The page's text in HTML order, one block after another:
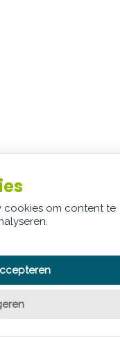
cookies om content te